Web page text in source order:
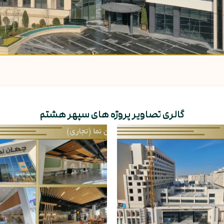
گالری تصاویر پروژه های سپهر هشتم